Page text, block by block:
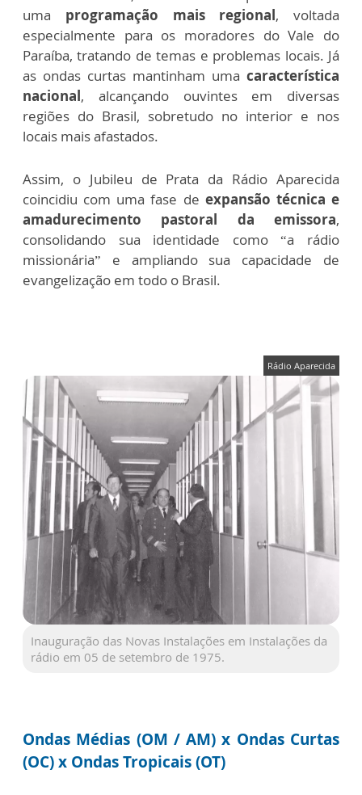
uma programação mais regional, voltada
especialmente para os moradores do Vale do
Paraíba, tratando de temas e problemas locais. Já
as ondas curtas mantinham uma característica
nacional, alcançando ouvintes em diversas
regiões do Brasil, sobretudo no interior e nos
locais mais afastados.
Assim, o Jubileu de Prata da Rádio Aparecida
coincidiu com uma fase de expansão técnica e
amadurecimento pastoral da emissora,
consolidando sua identidade como “a rádio
missionária” e ampliando sua capacidade de
evangelização em todo o Brasil.
Rádio Aparecida
Inauguração das Novas Instalações em Instalações da
rádio em 05 de setembro de 1975.
Ondas Médias (OM / AM) x Ondas Curtas
(OC) x Ondas Tropicais (OT)